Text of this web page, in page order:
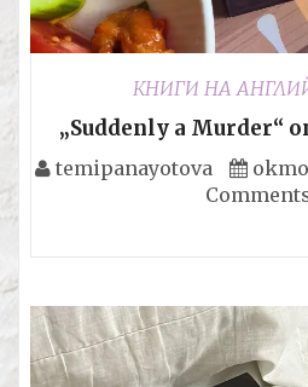
КНИГИ НА
„Suddenly a Murder“
temipanayotova